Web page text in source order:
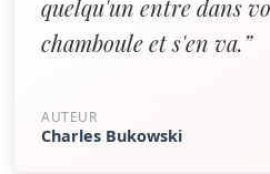
quelqu'un entre dans
chamboule et s'en va.”
AUTEUR
Charles Bukowski